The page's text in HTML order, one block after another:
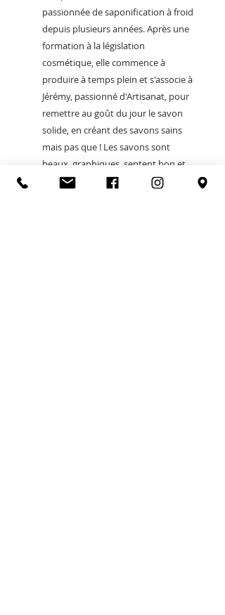
passionnée de saponification à froid
depuis plusieurs années. Après une
formation à la législation
cosmétique, elle commence à
produire à temps plein et s'associe à
Jérémy, passionné d'Artisanat, pour
remettre au goût du jour le savon
solide, en créant des savons sains
mais pas que ! Les savons sont
beaux, graphiques, sentent bon et
hydratent la peau.